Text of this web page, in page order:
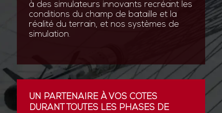
à des simulateurs innovants recréant les
conditions du champ de bataille et la
réalité du terrain, et nos systèmes de
simulation.
UN PARTENAIRE À VOS CÔTÉS
DURANT TOUTES LES PHASES DE